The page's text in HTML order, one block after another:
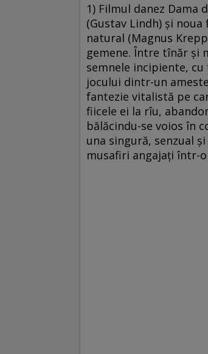
1) Filmul danez Dama
(Gustav Lindh) și
natural (Magnus
gemene. Între tînăr și
semnele incipiente,
jocului dintr-un
fantezie vitalistă pe
fiicele ei la rîu,
bălăcindu-se voios în
una singură, senzual
musafiri angajați într-